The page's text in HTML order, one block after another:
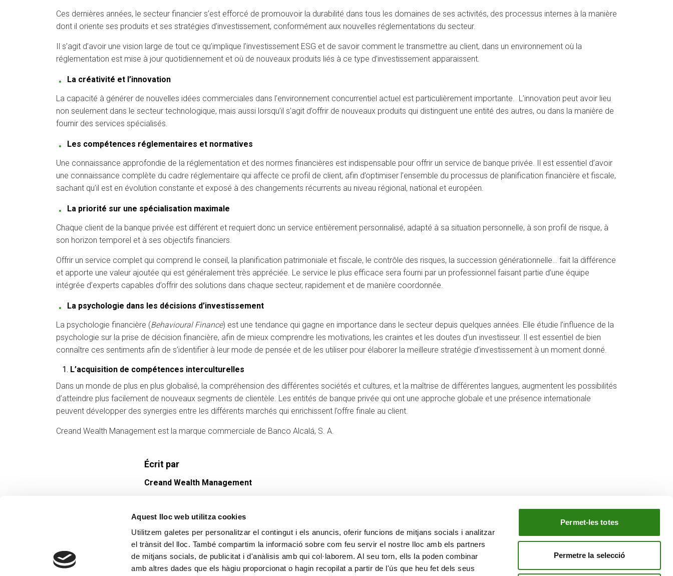
Aquest lloc web utilitza cookies
Utilitzem galetes per personalitzar el contingut i els anuncis, oferir funcions de mitjans socials i analitzar
el trànsit del lloc. També compartim la informació sobre com feu servir el nostre lloc amb els partners
de mitjans socials, de publicitat i d'anàlisis amb qui col·laborem. Al seu torn, ells la poden combinar
amb altres dades que els hàgiu proporcionat o hagin recopilat a partir de l'ús que heu fet dels seus
Permet-les totes
Permetre la selecció
Ces dernières années, le secteur financier s’est efforcé de promouvoir la durabilité dans tous les domaines de ses activités, des processus internes à la manière
dont il oriente ses produits et ses stratégies d’investissement, conformément aux nouvelles réglementations du secteur.
Il s’agit d’avoir une vision large de tout ce qu’implique l’investissement ESG et de savoir comment le transmettre au client, dans un environnement où la
réglementation est mise à jour quotidiennement et où de nouveaux produits liés à ce type d’investissement apparaissent.
La créativité et l’innovation
La capacité à générer de nouvelles idées commerciales dans l’environnement concurrentiel actuel est particulièrement importante. L’innovation peut avoir lieu
non seulement dans le secteur technologique, mais aussi lorsqu’il s’agit d’offrir de nouveaux produits qui distinguent une entité des autres, ou dans la manière de
fournir des services spécialisés.
Les compétences réglementaires et normatives
Une connaissance approfondie de la réglementation et des normes financières est indispensable pour offrir un service de banque privée. Il est essentiel d’avoir
une connaissance complète du cadre réglementaire qui affecte ce profil de client, afin d’optimiser l’ensemble du processus de planification financière et fiscale,
sachant qu’il est en évolution constante et exposé à des changements récurrents au niveau régional, national et européen.
La priorité sur une spécialisation maximale
Chaque client de la banque privée est différent et requiert donc un service entièrement personnalisé, adapté à sa situation personnelle, à son profil de risque, à
son horizon temporel et à ses objectifs financiers.
Offrir un service complet qui comprend le conseil, la planification patrimoniale et fiscale, le contrôle des risques, la succession générationnelle… fait la différence
et apporte une valeur ajoutée qui est généralement très appréciée. Le service le plus efficace sera fourni par un professionnel faisant partie d’une équipe
intégrée d’experts capables d’offrir des solutions dans chaque secteur, rapidement et de manière coordonnée.
La psychologie dans les décisions d’investissement
La psychologie financière (Behavioural Finance) est une tendance qui gagne en importance dans le secteur depuis quelques années. Elle étudie l’influence de la
psychologie sur la prise de décision financière, afin de mieux comprendre les motivations, les craintes et les doutes d’un investisseur. Il est essentiel de bien
connaître ces sentiments afin de s’identifier à leur mode de pensée et de les utiliser pour élaborer la meilleure stratégie d’investissement à un moment donné.
L’acquisition de compétences interculturelles
Dans un monde de plus en plus globalisé, la compréhension des différentes sociétés et cultures, et la maîtrise de différentes langues, augmentent les possibilités
d’atteindre plus facilement de nouveaux segments de clientèle. Les entités de banque privée qui ont une approche globale et une présence internationale
peuvent développer des synergies entre les différents marchés qui enrichissent l’offre finale au client.
Creand Wealth Management est la marque commerciale de Banco Alcalá, S. A.
Écrit par
Creand Wealth Management
Contact
+376 88 88 88
PLUS CREAND
Gouvernance d'entreprise
NOTRE GROUPE